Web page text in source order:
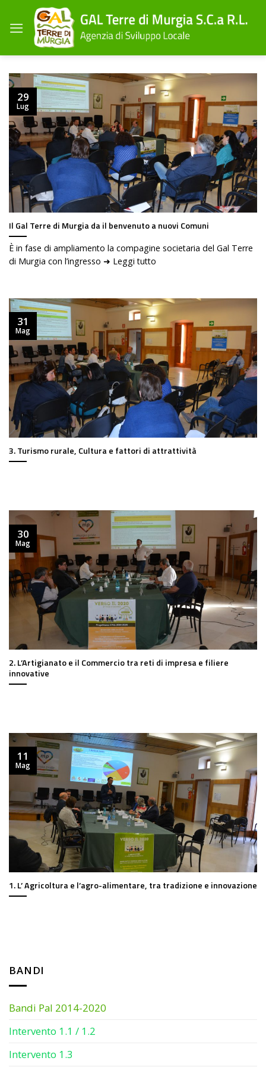
contenuti
BANDI
Bandi Pal 2014-2020
Intervento 1.1 / 1.2
Intervento 1.3
Il Gal Terre di Murgia da il benvenuto a nuovi Comuni
È in fase di ampliamento la compagine societaria del Gal Terre
di Murgia con l’ingresso ➜ Leggi tutto
29
Lug
3. Turismo rurale, Cultura e fattori di attrattività
31
Mag
2. L’Artigianato e il Commercio tra reti di impresa e filiere
innovative
30
Mag
1. L’ Agricoltura e l’agro-alimentare, tra tradizione e innovazione
11
Mag